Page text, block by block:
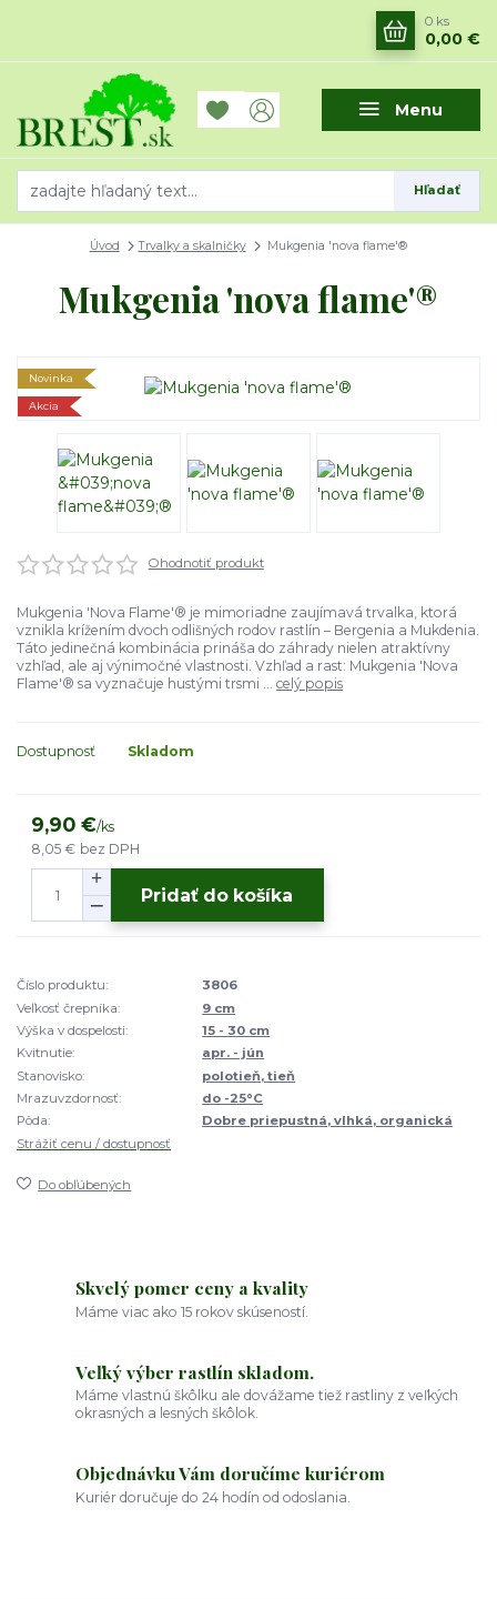
Menu
Hľadať
0 ks
0,00 €
Úvod Trvalky a skalničky Mukgenia 'nova flame'®
Mukgenia 'nova flame'®
Novinka
Akcia
Ohodnotiť produkt
Mukgenia 'Nova Flame'® je mimoriadne zaujímavá trvalka, ktorá
vznikla krížením dvoch odlišných rodov rastlín – Bergenia a Mukdenia.
Táto jedinečná kombinácia prináša do záhrady nielen atraktívny
vzhľad, ale aj výnimočné vlastnosti. Vzhľad a rast: Mukgenia 'Nova
Flame'® sa vyznačuje hustými trsmi ... celý popis
Dostupnosť Skladom
9,90 €/ks
8,05 € bez DPH
Pridať do košíka
Číslo produktu:
3806
Veľkosť črepníka:
9 cm
Výška v dospelosti:
15 - 30 cm
Kvitnutie:
apr. - jún
Stanovisko:
polotieň, tieň
Mrazuvzdornosť:
do -25°C
Pôda:
Dobre priepustná, vlhká, organická
Strážiť cenu / dostupnosť
Do obľúbených
Skvelý pomer ceny a kvality
Máme viac ako 15 rokov skúseností.
Veľký výber rastlín skladom.
Máme vlastnú škôlku ale dovážame tiež rastliny z veľkých
okrasných a lesných škôlok.
Objednávku Vám doručíme kuriérom
Kuriér doručuje do 24 hodín od odoslania.